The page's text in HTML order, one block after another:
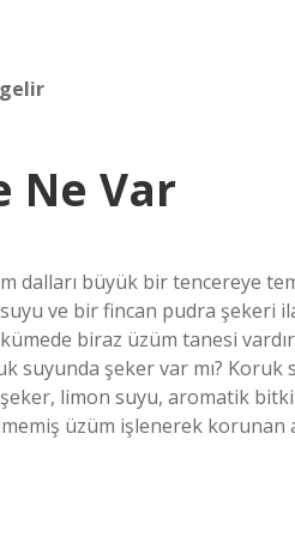
Ne Var
dalları büyük bir tencereye
ve bir fincan pudra şekeri
biraz üzüm tanesi
suyunda şeker var mı?
limon suyu, aromatik
üzüm işlenerek